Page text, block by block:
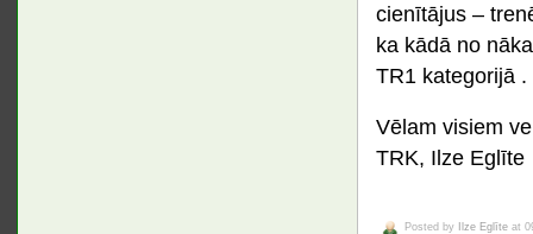
cienītājus –
ka kādā no
TR1 kategorijā .
Vēlam visiem
TRK, Ilze Eglīte
Posted by Ilze Eglīteat